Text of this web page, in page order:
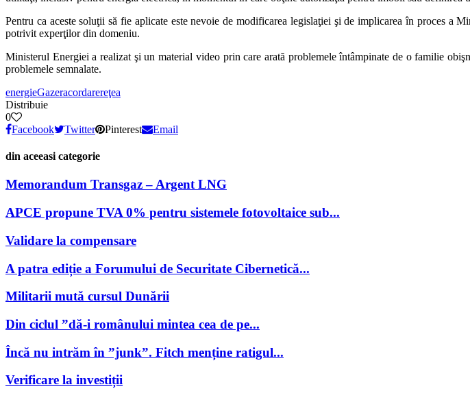
Pentru ca aceste soluţii să fie aplicate este nevoie de modificarea legislaţiei şi de implicarea în proces
potrivit experţilor din domeniu.
Ministerul Energiei a realizat şi un material video prin care arată problemele întâmpinate de o familie
problemele semnalate.
energieGazeracordarereţea
Distribuie
0
Facebook
Twitter Pinterest Email
din aceeasi categorie
Memorandum Transgaz – Argent LNG
APCE propune TVA 0% pentru sistemele fotovoltaice sub...
Validare la compensare
A patra ediție a Forumului de Securitate Cibernetică...
Militarii mută cursul Dunării
Din ciclul ”dă-i românului mintea cea de pe...
Încă nu intrăm în ”junk”. Fitch menține ratigul...
Verificare la investiții